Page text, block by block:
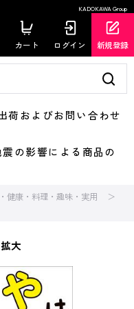
KADOKAWA Group
カート ログイン 新規登録
およびお問い合わせ
の影響による商品の
健康・料理・趣味・実用
大